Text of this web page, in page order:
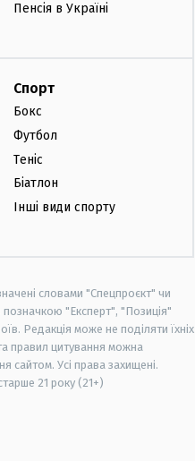
Пенсія в Україні
Спорт
Бокс
Футбол
Теніс
Біатлон
Інші види спорту
словами "Спецпроєкт" чи
позначкою "Експерт", "Позиція"
Редакція може не поділяти їхніх
правил цитування можна
сайтом. Усі права захищені.
21 року (21+)